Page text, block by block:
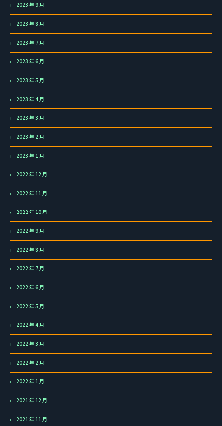
2023 年 9 月
2023 年 8 月
2023 年 7 月
2023 年 6 月
2023 年 5 月
2023 年 4 月
2023 年 3 月
2023 年 2 月
2023 年 1 月
2022 年 12 月
2022 年 11 月
2022 年 10 月
2022 年 9 月
2022 年 8 月
2022 年 7 月
2022 年 6 月
2022 年 5 月
2022 年 4 月
2022 年 3 月
2022 年 2 月
2022 年 1 月
2021 年 12 月
2021 年 11 月